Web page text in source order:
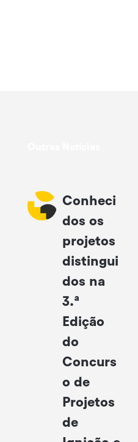
Conheci
dos os
projetos
distingui
dos na
3.ª
Edição
do
Concurs
o de
Projetos
de